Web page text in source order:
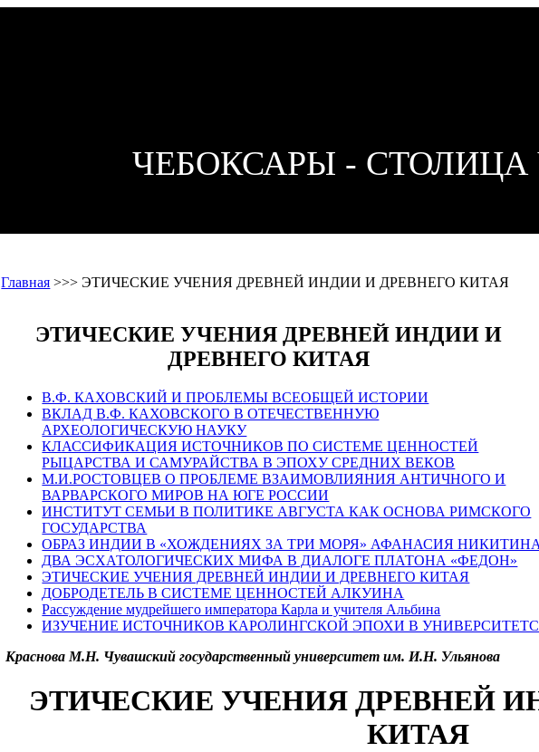
ЧЕБОКСАРЫ -
Главная >>>ЭТИЧЕСКИЕ УЧЕНИЯ ДРЕВНЕЙ ИНДИИ И ДРЕВНЕГО КИТАЯ
ЭТИЧЕСКИЕ УЧЕНИЯ ДРЕВНЕЙ ИНДИИ И
ДРЕВНЕГО КИТАЯ
В.Ф. КАХОВСКИЙ И ПРОБЛЕМЫ ВСЕОБЩЕЙ ИСТОРИИ
ВКЛАД В.Ф. КАХОВСКОГО В ОТЕЧЕСТВЕННУЮ
АРХЕОЛОГИЧЕСКУЮ НАУКУ
КЛАССИФИКАЦИЯ ИСТОЧНИКОВ ПО СИСТЕМЕ ЦЕННОСТЕЙ
РЫЦАРСТВА И САМУРАЙСТВА В ЭПОХУ СРЕДНИХ ВЕКОВ
М.И.РОСТОВЦЕВ О ПРОБЛЕМЕ ВЗАИМОВЛИЯНИЯ АНТИЧНОГО И
ВАРВАРСКОГО МИРОВ НА ЮГЕ РОССИИ
ИНСТИТУТ СЕМЬИ В ПОЛИТИКЕ АВГУСТА КАК ОСНОВА РИМСКОГО
ГОСУДАРСТВА
ОБРАЗ ИНДИИ В «ХОЖДЕНИЯХ ЗА ТРИ МОРЯ» АФАНАСИЯ НИКИТИНА
ДВА ЭСХАТОЛОГИЧЕСКИХ МИФА В ДИАЛОГЕ ПЛАТОНА «ФЕДОН»
ЭТИЧЕСКИЕ УЧЕНИЯ ДРЕВНЕЙ ИНДИИ И ДРЕВНЕГО КИТАЯ
ДОБРОДЕТЕЛЬ В СИСТЕМЕ ЦЕННОСТЕЙ АЛКУИНА
Рассуждение мудрейшего императора Карла и учителя Альбина
ИЗУЧЕНИЕ ИСТОЧНИКОВ КАРОЛИНГСКОЙ ЭПОХИ В
Краснова М.Н. Чувашский государственный университет им. И.Н. Ульянова
ЭТИЧЕСКИЕ УЧЕНИЯ ДРЕВНЕЙ
КИТАЯ